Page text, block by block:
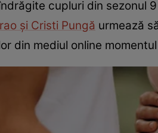
cupluri din sezonul
și Cristi Pungă urmează
din mediul online